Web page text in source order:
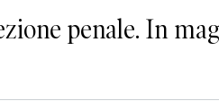
penale. In